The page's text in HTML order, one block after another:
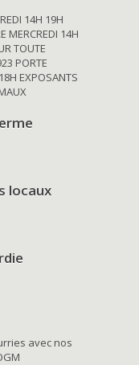
14H 19H
MERCREDI 14H
TOUTE
PORTE
EXPOSANTS
locaux
avec nos